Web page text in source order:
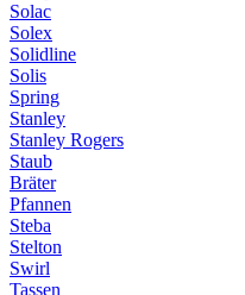
Solac
Solex
Solidline
Solis
Spring
Stanley
Stanley Rogers
Staub
Bräter
Pfannen
Steba
Stelton
Swirl
Tassen